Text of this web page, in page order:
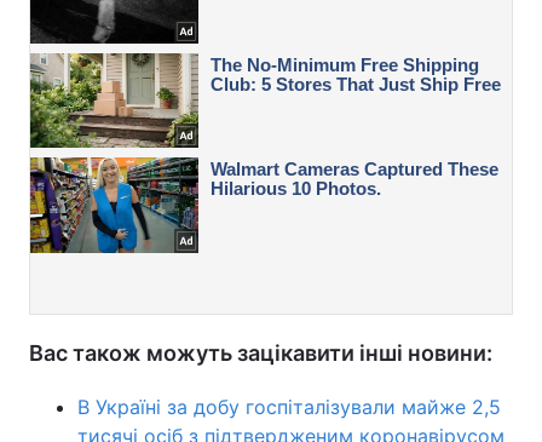
Вас також можуть зацікавити інші новини:
В Україні за добу госпіталізували майже 2,5
тисячі осіб з підтвердженим коронавірусом